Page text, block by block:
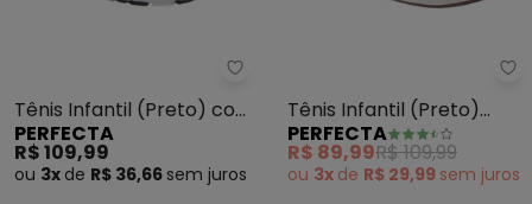
Perfecta - Tênis Infantil
Tênis Infantil (Preto) com
Detalhe de Elástico
PERFECTA
R$ 109,99
ou 3x de R$ 36,66 sem juros
Tênis Infantil (Preto)
Modelo Cano Médio
PERFECTA
R$ 89,99R$ 109,99
ou 3x de R$ 29,99 sem juros